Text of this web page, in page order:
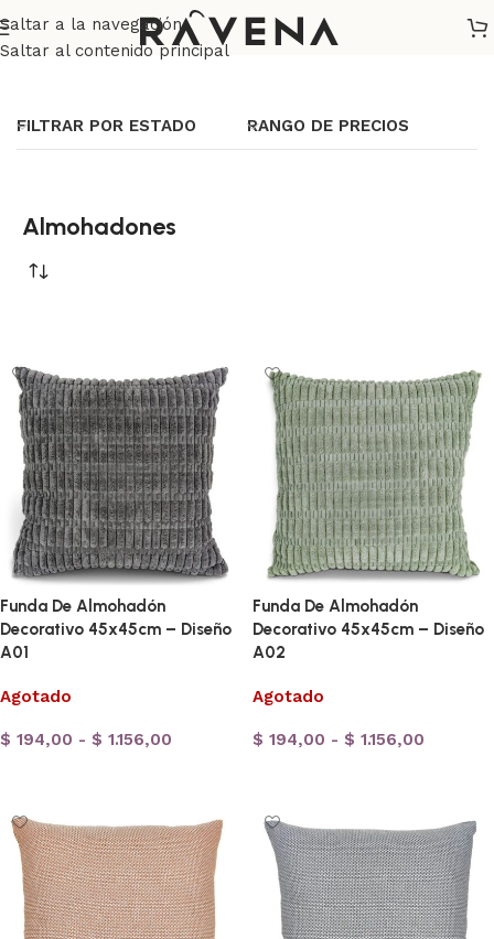
Saltar a la navegación
Saltar al contenido principal
Inicio/ Decoración/Almohadones
FILTRAR POR ESTADO RANGO DE PRECIOS
Almohadones
Funda De Almohadón
Decorativo 45x45cm – Diseño
A01
Agotado
$ 194,00 - $ 1.156,00
Funda De Almohadón
Decorativo 45x45cm – Diseño
A02
Agotado
$ 194,00 - $ 1.156,00